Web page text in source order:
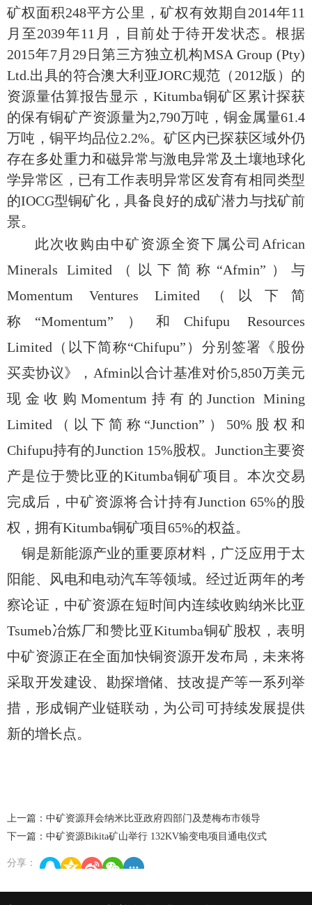
矿权面积248平方公里，矿权有效期自2014年11
月至2039年11月，目前处于待开发状态。根据
2015年7月29日第三方独立机构MSA Group (Pty)
Ltd.出具的符合澳大利亚JORC规范（2012版）的
资源量估算报告显示，Kitumba铜矿区累计探获
的保有铜矿产资源量为2,790万吨，铜金属量61.4
万吨，铜平均品位2.2%。矿区内已探获区域外仍
存在多处重力和磁异常与激电异常及土壤地球化
学异常区，已有工作表明异常区发育有相同类型
的IOCG型铜矿化，具备良好的成矿潜力与找矿前
景。
此次收购由中矿资源全资下属公司African
Minerals Limited（以下简称“Afmin”）与
Momentum Ventures Limited（以下简
称“Momentum”）和Chifupu Resources
Limited（以下简称“Chifupu”）分别签署《股份
买卖协议》，Afmin以合计基准对价5,850万美元
现金收购Momentum持有的Junction Mining
Limited（以下简称“Junction”）50%股权和
Chifupu持有的Junction 15%股权。Junction主要资
产是位于赞比亚的Kitumba铜矿项目。本次交易
完成后，中矿资源将合计持有Junction 65%的股
权，拥有Kitumba铜矿项目 65%的权益。
铜是新能源产业的重要原材料，广泛应用于太
阳能、风电和电动汽车等领域。经过近两年的考
察论证，中矿资源在短时间内连续收购纳米比亚
Tsumeb冶炼厂和赞比亚Kitumba铜矿股权，表明
中矿资源正在全面加快铜资源开发布局，未来将
采取开发建设、勘探增储、技改提产等一系列举
措，形成铜产业链联动，为公司可持续发展提供
新的增长点。
上一篇：中矿资源拜会纳米比亚政府四部门及楚梅布市领导
下一篇：中矿资源Bikita矿山举行 132KV输变电项目通电仪式
分享：